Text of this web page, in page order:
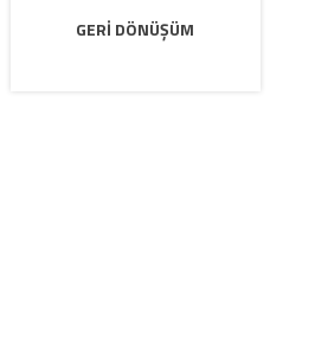
GERI DÖNÜŞÜM